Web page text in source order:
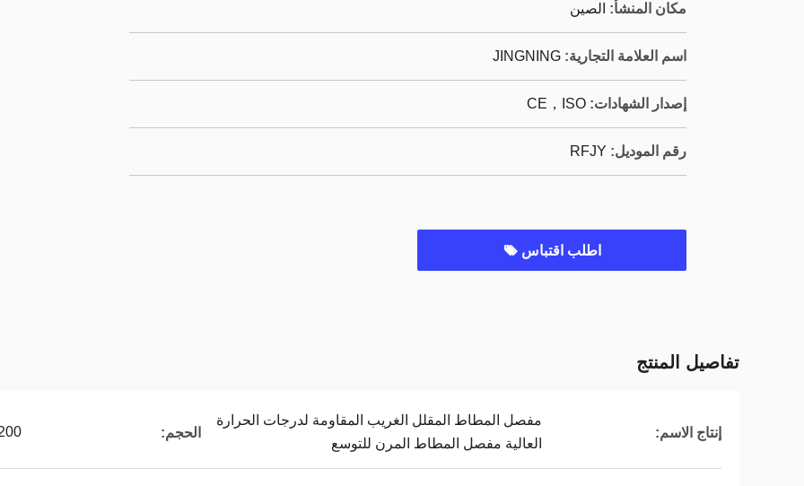
مكان المنشأ: الصين
اسم العلامة التجارية: JINGNING
إصدار الشهادات: CE，ISO
رقم الموديل: RFJY
اطلب اقتباس
تفاصيل المنتج
إنتاج الاسم:
مفصل المطاط المقلل الغريب المقاومة لدرجات الحرارة
العالية مفصل المطاط المرن للتوسع
الحجم: